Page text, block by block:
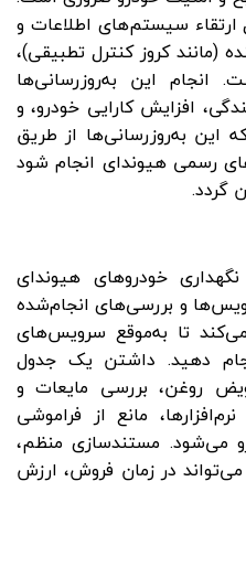
ارتقاء سیستم‌های اطلاعات و
کروز کنترل تطبیقی)،
انجام این به‌روزرسانی‌ها
افزایش کارایی خودرو، و
این به‌روزرسانی‌ها از طریق
رسمی هیوندای انجام شود
گردد.
خودروهای هیوندای
و بررسی‌های انجام‌شده
تا به‌موقع سرویس‌های
دهید. داشتن یک جدول
روغن، بررسی مایعات و
مانع از فراموشی
می‌شود. مستندسازی منظم،
می‌تواند در زمان فروش، ارزش